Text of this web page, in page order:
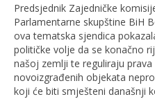
Predsjednik Zajedničke
Parlamentarne skupštine BiH
ova tematska sjendica
političke volje da se konačno
našoj zemlji te reguliraju
novoizgrađenih objekata
koji će biti smješteni današnji